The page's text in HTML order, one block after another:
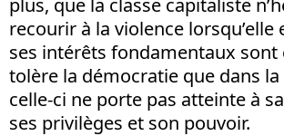
plus, que la classe capitaliste
recourir à la violence lorsqu’elle
ses intérêts fondamentaux sont
tolère la démocratie que dans
celle-ci ne porte pas atteinte à
ses privilèges et son pouvoir.